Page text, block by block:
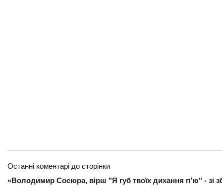
Останні коментарі до сторінки
«Володимир Сосюра, вірш "Я губ твоїх дихання п’ю" - зі